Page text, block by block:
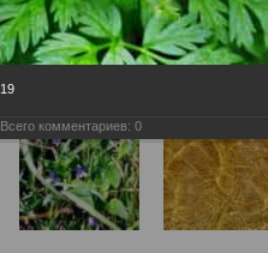
19
Всего комментариев: 0